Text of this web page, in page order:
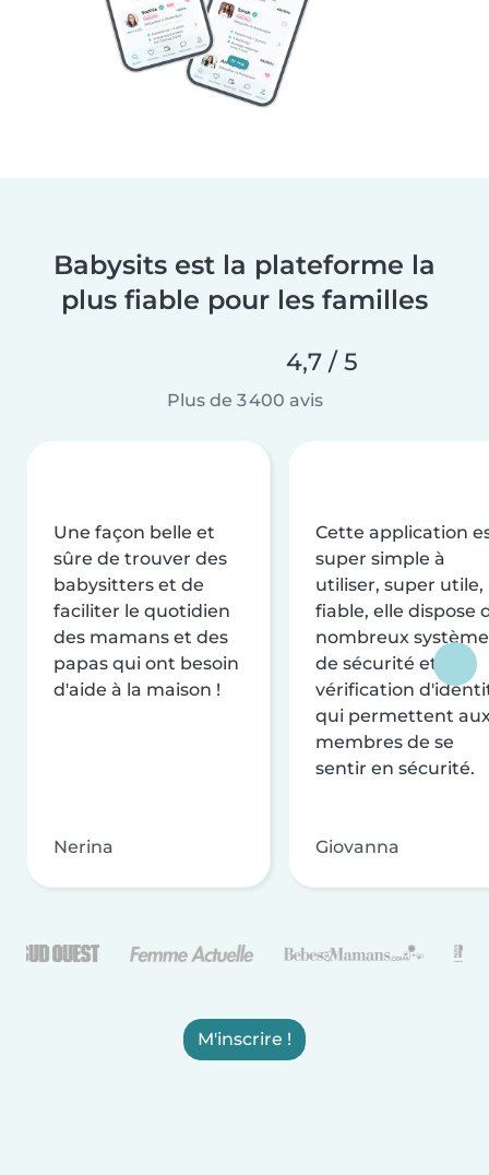
Babysits est la plateforme la
plus fiable pour les familles
4,7 / 5
Plus de 3 400 avis
Une façon belle et
sûre de trouver des
babysitters et de
faciliter le quotidien
des mamans et des
papas qui ont besoin
d'aide à la maison !
Nerina
Cette application
super simple à
utiliser, super utile,
fiable, elle dispose
nombreux
de sécurité et de
vérification
qui permettent
membres de se
sentir en sécurité.
Giovanna
M'inscrire !